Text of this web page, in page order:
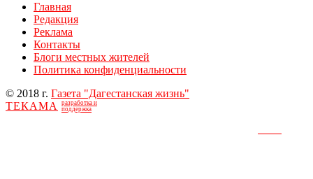
Главная
Редакция
Реклама
Контакты
Блоги местных жителей
Политика конфиденциальности
© 2018 г. Газета "Дагестанская жизнь"
ТЕКАМА
разработка и
поддержка